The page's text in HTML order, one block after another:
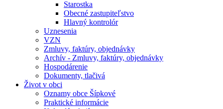
Starostka
Obecné zastupiteľstvo
Hlavný kontrolór
Uznesenia
VZN
Zmluvy, faktúry, objednávky
Archív - Zmluvy, faktúry, objednávky
Hospodárenie
Dokumenty, tlačivá
Život v obci
Oznamy obce Šípkové
Praktické informácie